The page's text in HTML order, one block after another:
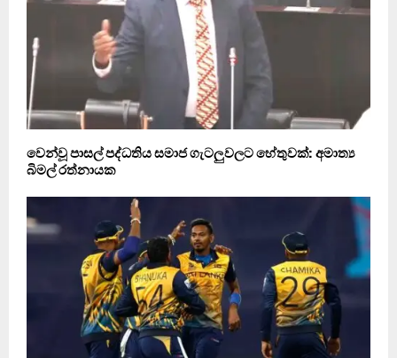
වෙන්වූ පාසල් පද්ධතිය සමාජ ගැටලුවලට හේතුවක්: අමාත්‍ය
බිමල් රත්නායක